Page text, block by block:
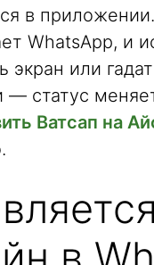
в
WhatsApp, и
экран или
— статус
Ватсап на